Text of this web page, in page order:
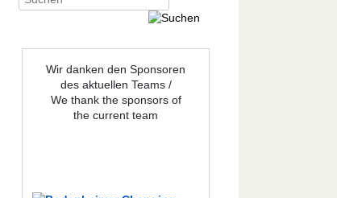
Wir danken den Sponsoren
des aktuellen Teams /
We thank the sponsors of
the current team